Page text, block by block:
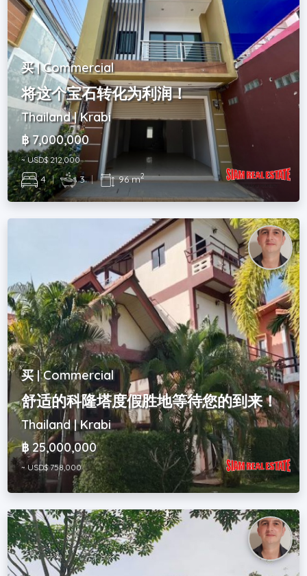
买 | Commercial
将这个宝石转化为利润！
Thailand | Krabi
฿ 7,000,000
~ USD$ 212,000
4 | 3 | 96 m2
买 | Commercial
舒适的科隆塔度假胜地等待您的到来！
Thailand | Krabi
฿ 25,000,000
~ USD$ 758,000